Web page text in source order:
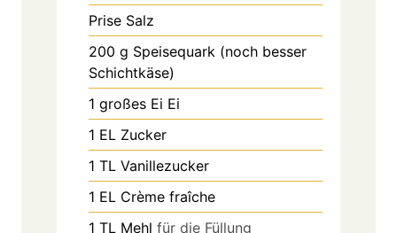
Prise Salz
200 g Speisequark (noch besser
Schichtkäse)
1 großes Ei Ei
1 EL Zucker
1 TL Vanillezucker
1 EL Crème fraîche
1 TL Mehl für die Füllung